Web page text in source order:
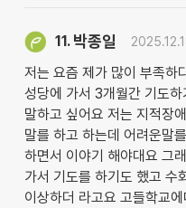
11. 박종일
저는 요즘 제가 많이 부족하
성당에 가서 3개월간 기도하
말하고 싶어요 저는 지적장
말를 하고 하는데 어려운말
하면서 이야기 해야대요 그
가서 기도를 하기도 했고 수
이상하더 라고요 고들학교